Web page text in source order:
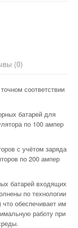
(0)
соответствии
батарей для
по 100 ампер
с учётом заряда
по 200 ампер
батарей входящих
по технологии
обеспечивает им
работу при